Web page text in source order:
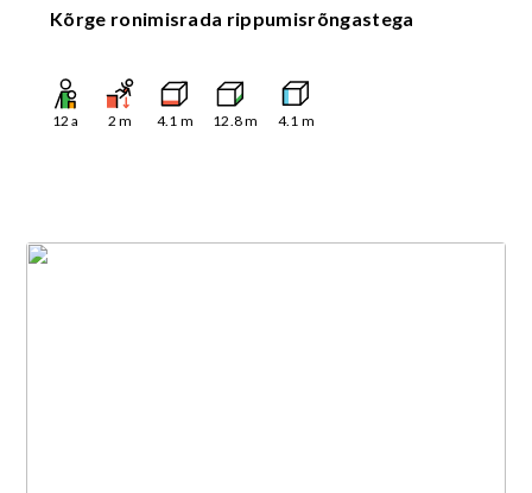
Kõrge ronimisrada rippumisrõngastega
12 a 2 m 4.1 m 12.8m 4.1 m